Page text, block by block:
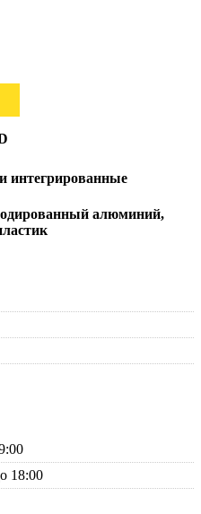
интегрированные
алюминий,
18:00